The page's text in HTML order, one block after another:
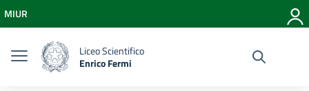
Vai al menu di navigazione
Vai al footer
MIUR
Liceo Scientifico
Enrico Fermi